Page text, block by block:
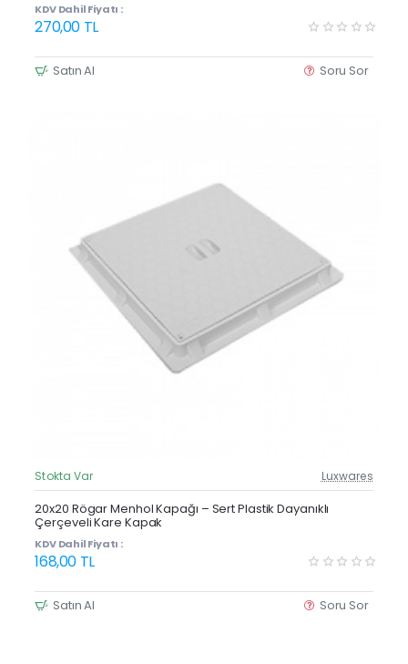
KDV Dahil Fiyatı :
270,00 TL
Satın Al Soru Sor
Güncel Fiyat
Stokta Var Luxwares
20x20 Rögar Menhol Kapağı – Sert Plastik Dayanıklı
Çerçeveli Kare Kapak
KDV Dahil Fiyatı :
168,00 TL
Satın Al Soru Sor